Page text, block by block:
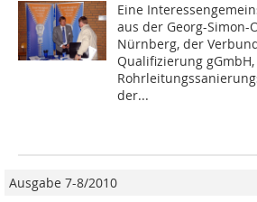
Eine
aus der Georg-Simon-
Nürnberg, der
Qualifizierung gGmbH,
der...
Ausgabe 7-8/2010